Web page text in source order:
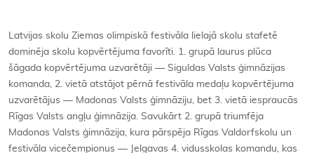
Latvijas skolu Ziemas olimpiskā festivāla lielajā skolu stafetē
dominēja skolu kopvērtējuma favorīti. 1. grupā laurus plūca
šāgada kopvērtējuma uzvarētāji — Siguldas Valsts ģimnāzijas
komanda, 2. vietā atstājot pērnā festivāla medaļu kopvērtējuma
uzvarētājus — Madonas Valsts ģimnāziju, bet 3. vietā iespraucās
Rīgas Valsts angļu ģimnāzija. Savukārt 2. grupā triumfēja
Madonas Valsts ģimnāzija, kura pārspēja Rīgas Valdorfskolu un
festivāla vicečempionus — Jelgavas 4. vidusskolas komandu, kas